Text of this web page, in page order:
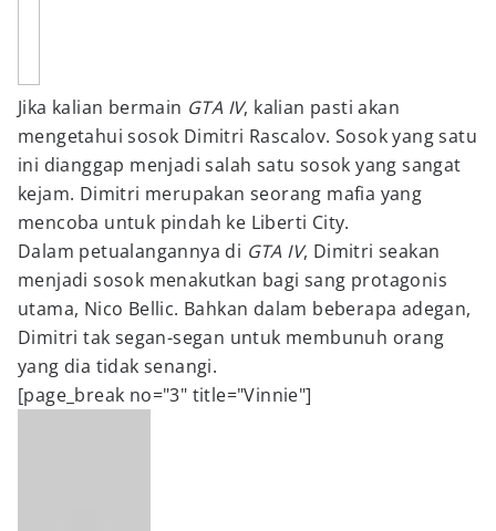
Jika kalian bermain GTA IV, kalian pasti akan
mengetahui sosok Dimitri Rascalov. Sosok yang satu
ini dianggap menjadi salah satu sosok yang sangat
kejam. Dimitri merupakan seorang mafia yang
mencoba untuk pindah ke Liberti City.
Dalam petualangannya di GTA IV, Dimitri seakan
menjadi sosok menakutkan bagi sang protagonis
utama, Nico Bellic. Bahkan dalam beberapa adegan,
Dimitri tak segan-segan untuk membunuh orang
yang dia tidak senangi.
[page_break no="3" title="Vinnie"]